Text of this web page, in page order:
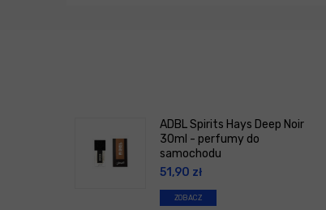
ADBL Spirits Hays Deep Noir
30ml - perfumy do
samochodu
51,90 zł
ZOBACZ